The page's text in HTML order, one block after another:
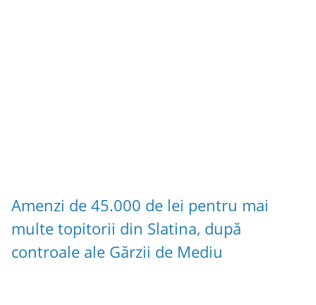
Amenzi de 45.000 de lei pentru mai
multe topitorii din Slatina, după
controale ale Gărzii de Mediu